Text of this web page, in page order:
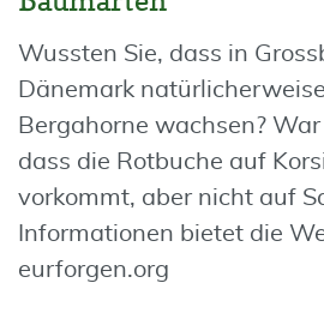
Wussten Sie, dass in
Dänemark
Bergahorne wachsen?
dass die Rotbuche auf
vorkommt, aber nicht auf
Informationen bietet die
eurforgen.org